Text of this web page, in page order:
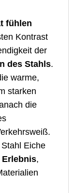
fühlen
Kontrast
der
des Stahls.
warme,
starken
die
Eiche
,